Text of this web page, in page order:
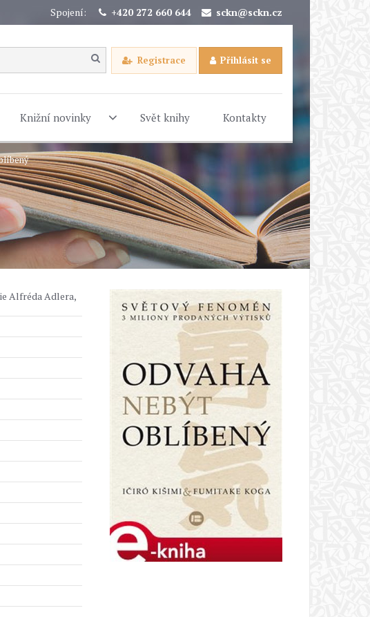
Spojení: +420 272 660 644 sckn@sckn.cz
Registrace Přihlásit se
Knižní novinky Svět knihy Kontakty
Alfréda Adlera,